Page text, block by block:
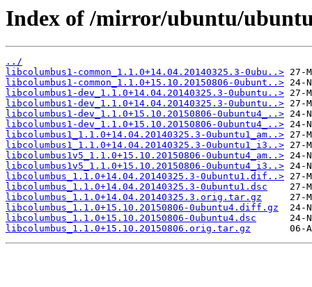
Index of /mirror/ubuntu/
../
libcolumbus1-common_1.1.0+14.04.20140325.3-0ubu..>
libcolumbus1-common_1.1.0+15.10.20150806-0ubunt..>
libcolumbus1-dev_1.1.0+14.04.20140325.3-0ubuntu..>
libcolumbus1-dev_1.1.0+14.04.20140325.3-0ubuntu..>
libcolumbus1-dev_1.1.0+15.10.20150806-0ubuntu4_..>
libcolumbus1-dev_1.1.0+15.10.20150806-0ubuntu4_..>
libcolumbus1_1.1.0+14.04.20140325.3-0ubuntu1_am..>
libcolumbus1_1.1.0+14.04.20140325.3-0ubuntu1_i3..>
libcolumbus1v5_1.1.0+15.10.20150806-0ubuntu4_am..>
libcolumbus1v5_1.1.0+15.10.20150806-0ubuntu4_i3..>
libcolumbus_1.1.0+14.04.20140325.3-0ubuntu1.dif..>
libcolumbus_1.1.0+14.04.20140325.3-0ubuntu1.dsc
libcolumbus_1.1.0+14.04.20140325.3.orig.tar.gz
libcolumbus_1.1.0+15.10.20150806-0ubuntu4.diff.gz
libcolumbus_1.1.0+15.10.20150806-0ubuntu4.dsc
libcolumbus_1.1.0+15.10.20150806.orig.tar.gz